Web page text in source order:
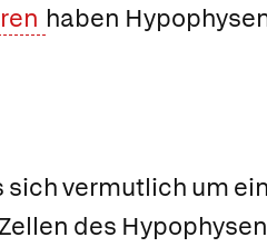
haben
vermutlich um
des